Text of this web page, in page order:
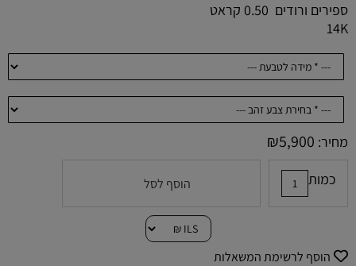
ספירים ורודים 0.50 קראט
14K
מחיר: ₪5,900
כמות הוסף לסל
הוסף לרשימת המשאלות